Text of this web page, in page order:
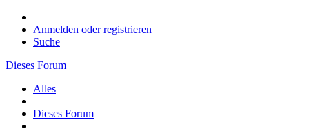
Anmelden oder registrieren
Suche
Dieses Forum
Alles
Dieses Forum